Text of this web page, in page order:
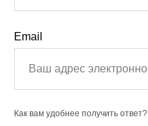
Email
Как вам удобнее получить ответ?